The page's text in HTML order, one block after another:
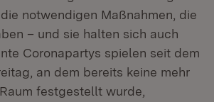
notwendigen Maßnahmen, die
– und sie halten sich auch
Coronapartys spielen seit dem
an dem bereits keine mehr
festgestellt wurde,